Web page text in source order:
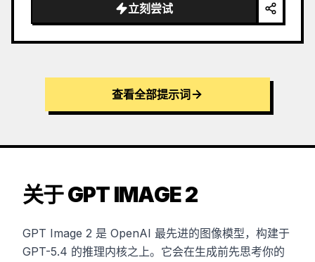
立刻尝试
查看全部提示词
关于 GPT IMAGE 2
GPT Image 2 是 OpenAI 最先进的图像模型，构建于
GPT-5.4 的推理内核之上。它会在生成前先思考你的